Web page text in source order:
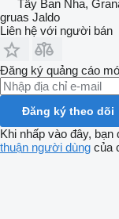
Tây Ban Nha,
gruas Jaldo
Liên hệ với người bán
Đăng ký quảng cáo
Đăng ký theo dõi
Khi nhấp vào đây, bạn
thuận người dùng của